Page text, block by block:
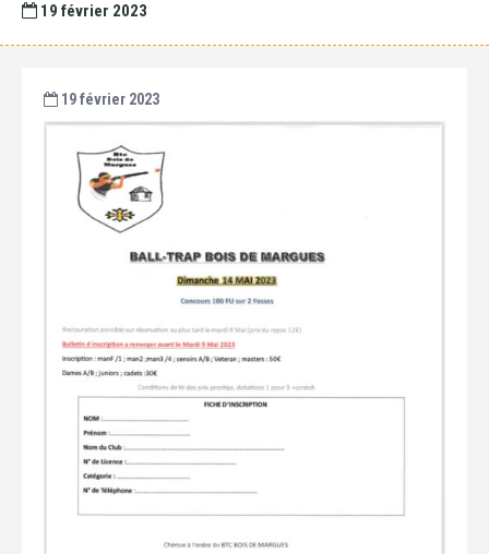
19 février 2023
19 février 2023